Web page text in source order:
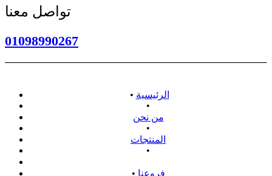
تواصل معنا
01098990267
• الرئيسية
•
من نحن
•
المنتجات
•
• فروعنا